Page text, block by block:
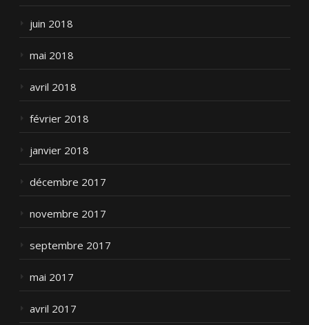
juin 2018
mai 2018
avril 2018
février 2018
janvier 2018
décembre 2017
novembre 2017
septembre 2017
mai 2017
avril 2017